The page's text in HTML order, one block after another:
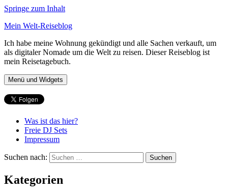
Springe zum Inhalt
Mein Welt-Reiseblog
Ich habe meine Wohnung gekündigt und alle Sachen verkauft, um
als digitaler Nomade um die Welt zu reisen. Dieser Reiseblog ist
mein Reisetagebuch.
Menü und Widgets
Was ist das hier?
Freie DJ Sets
Impressum
Suchen nach:
Kategorien